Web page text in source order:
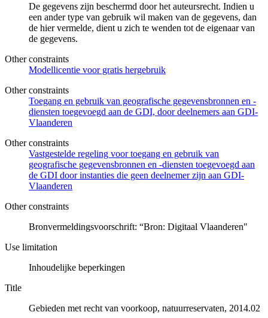
De gegevens zijn beschermd door het auteursrecht. Indien u
een ander type van gebruik wil maken van de gegevens, dan
de hier vermelde, dient u zich te wenden tot de eigenaar van
de gegevens.
Other constraints
Modellicentie voor gratis hergebruik
Other constraints
Toegang en gebruik van geografische gegevensbronnen en -
diensten toegevoegd aan de GDI, door deelnemers aan GDI-
Vlaanderen
Other constraints
Vastgestelde regeling voor toegang en gebruik van
geografische gegevensbronnen en -diensten toegevoegd aan
de GDI door instanties die geen deelnemer zijn aan GDI-
Vlaanderen
Other constraints
Bronvermeldingsvoorschrift: “Bron: Digitaal Vlaanderen"
Use limitation
Inhoudelijke beperkingen
Title
Gebieden met recht van voorkoop, natuurreservaten, 2014.02